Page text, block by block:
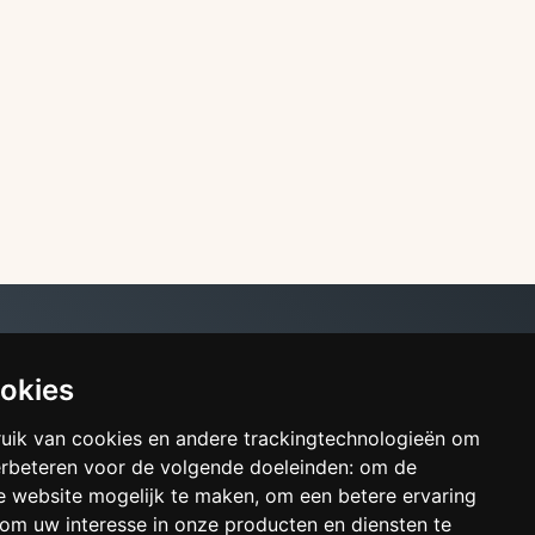
van cookies en andere trackingtechnologieën om
voor de volgende doeleinden: om de
website mogelijk te maken, om een betere ervaring
om uw interesse in onze producten en diensten te